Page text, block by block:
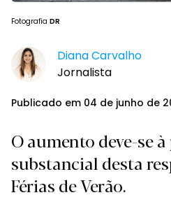
Fotografia DR
Diana Carvalho
Jornalista
Publicado em 04 de junho de
O aumento deve-se
substancial desta
Férias de Verão.